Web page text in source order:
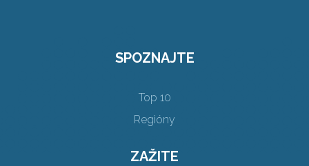
SPOZNAJTE
Top 10
Regióny
ZAŽITE